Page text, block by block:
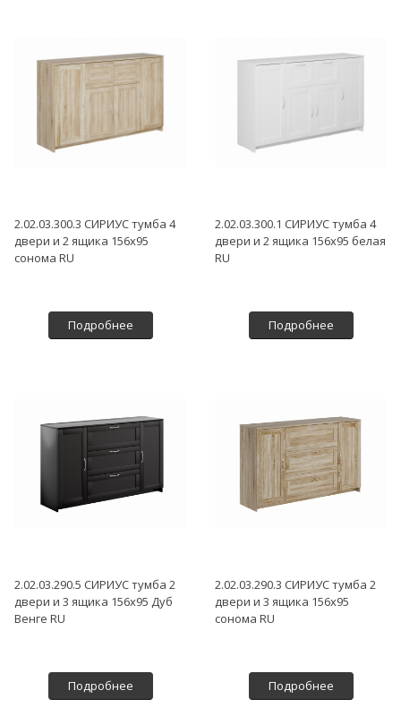
2.02.03.300.3 СИРИУС тумба 4
двери и 2 ящика 156х95
сонома RU
Подробнее
2.02.03.300.1 СИРИУС тумба 4
двери и 2 ящика 156х95 белая
RU
Подробнее
2.02.03.290.5 СИРИУС тумба 2
двери и 3 ящика 156х95 Дуб
Венге RU
Подробнее
2.02.03.290.3 СИРИУС тумба 2
двери и 3 ящика 156х95
сонома RU
Подробнее